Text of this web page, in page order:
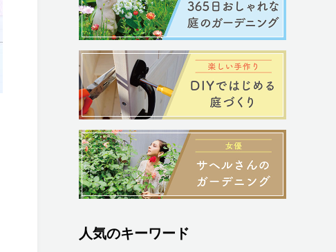
人気のキーワード